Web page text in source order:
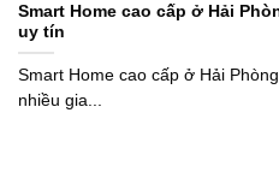
Smart Home cao cấp ở Hải
uy tín
Smart Home cao cấp ở Hải
nhiều gia...